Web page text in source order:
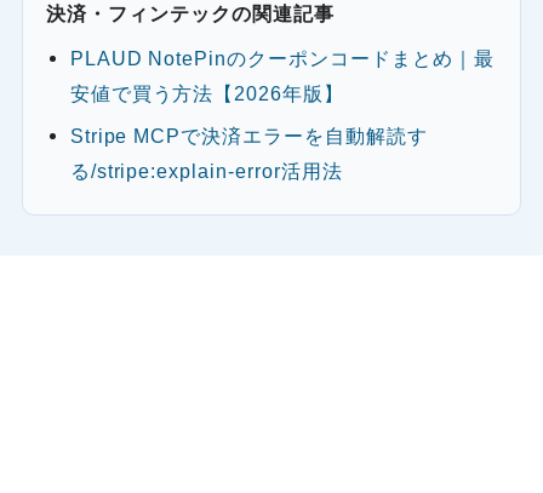
決済・フィンテックの関連記事
PLAUD NotePinのクーポンコードまとめ｜最
安値で買う方法【2026年版】
Stripe MCPで決済エラーを自動解読す
る/stripe:explain-error活用法